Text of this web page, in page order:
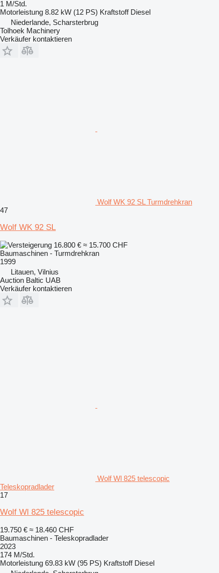
1 M/Std.
Motorleistung 8.82 kW (12 PS) Kraftstoff Diesel
Niederlande, Scharsterbrug
Tolhoek Machinery
Verkäufer kontaktieren
Wolf WK 92 SL Turmdrehkran
47
Wolf WK 92 SL
16.800 € ≈ 15.700 CHF
Baumaschinen - Turmdrehkran
1999
Litauen, Vilnius
Auction Baltic UAB
Verkäufer kontaktieren
Wolf Wl 825 telescopic
Teleskopradlader
17
Wolf Wl 825 telescopic
19.750 € ≈ 18.460 CHF
Baumaschinen - Teleskopradlader
2023
174 M/Std.
Motorleistung 69.83 kW (95 PS) Kraftstoff Diesel